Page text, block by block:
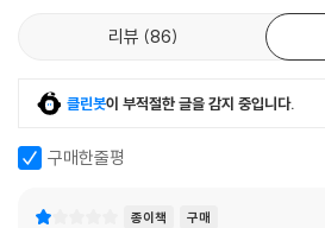
계 금융위기가 터져서 하루아침에 64% 대폭
다’는 것이다. 부자가 되는 건 이처럼 결코
과 원칙이 중요한 것이다. 철학과 원칙을 탄
락과 대폭락의 한가운데서도 흔들리지 않고
를 계속할 수 있기 때문이다.
동안 96배 상승했다. 역시 부자가 되려면 부
드는가? 속단은 이르다.
같은 기간 은마아파트보다 8배 이상 오른 것
배당금과 배당금 재투자까지 생각하면 천문
리뷰 86
클린봇이 부적절한 글을 감지 중입니다.
구매한줄평
종이책 구매